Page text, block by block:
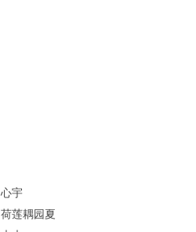
心宇
荷莲耦园夏